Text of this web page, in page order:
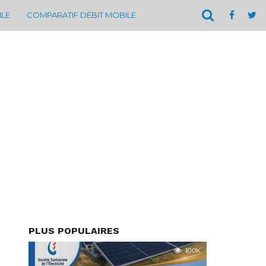
COMPARATIF DÉBIT MOBILE
PLUS POPULAIRES
10.0K